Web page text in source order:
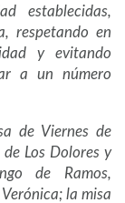
establecidas,
respetando en
y evitando
a un número
de Viernes de
Los Dolores y
de Ramos,
la misa